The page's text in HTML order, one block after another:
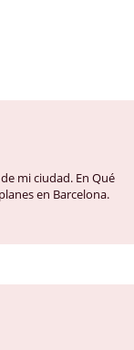
mi ciudad. En Qué
en Barcelona.